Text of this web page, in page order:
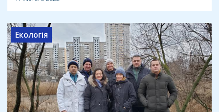
Екологія